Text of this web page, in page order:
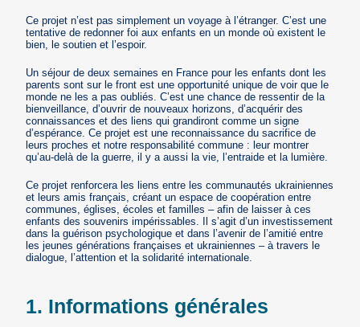
Ce projet n’est pas simplement un voyage à l’étranger. C’est une
tentative de redonner foi aux enfants en un monde où existent le
bien, le soutien et l’espoir.
Un séjour de deux semaines en France pour les enfants dont les
parents sont sur le front est une opportunité unique de voir que le
monde ne les a pas oubliés. C’est une chance de ressentir de la
bienveillance, d’ouvrir de nouveaux horizons, d’acquérir des
connaissances et des liens qui grandiront comme un signe
d’espérance. Ce projet est une reconnaissance du sacrifice de
leurs proches et notre responsabilité commune : leur montrer
qu’au-delà de la guerre, il y a aussi la vie, l’entraide et la lumière.
Ce projet renforcera les liens entre les communautés ukrainiennes
et leurs amis français, créant un espace de coopération entre
communes, églises, écoles et familles – afin de laisser à ces
enfants des souvenirs impérissables. Il s’agit d’un investissement
dans la guérison psychologique et dans l’avenir de l’amitié entre
les jeunes générations françaises et ukrainiennes – à travers le
dialogue, l’attention et la solidarité internationale.
1. Informations générales